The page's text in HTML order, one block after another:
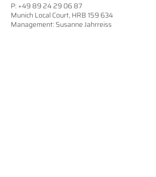
P: +49 89 24 29 06 87
Munich Local Court, HRB 159 634
Management: Susanne Jahrreiss